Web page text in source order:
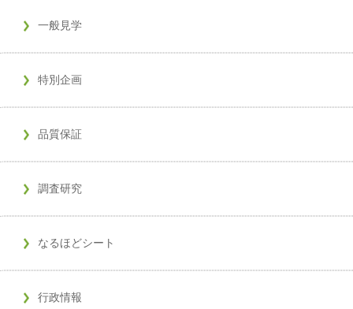
一般見学
特別企画
品質保証
調査研究
なるほどシート
行政情報